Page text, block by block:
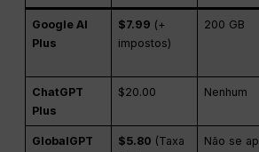
Google AI
Plus
$7.99 (+
impostos)
200 GB
ChatGPT
Plus
$20.00 Nenhum
GlobalGPT $5.80 (Taxa
Não se